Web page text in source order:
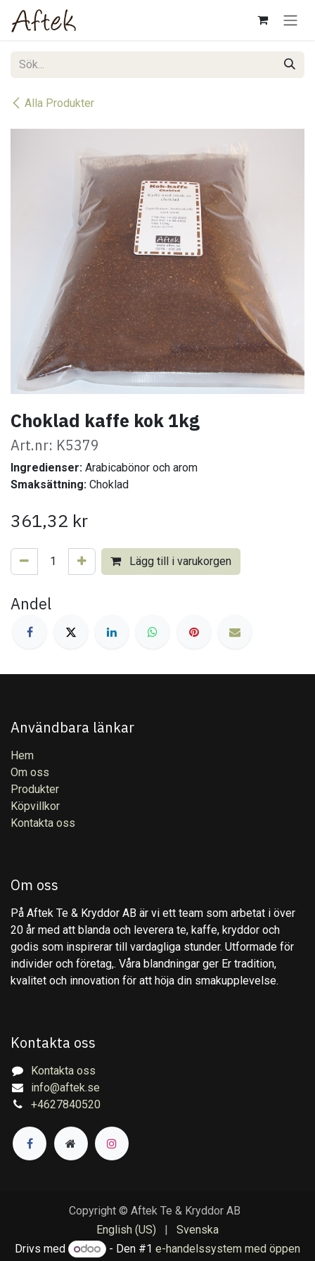
Hoppa till innehåll
Alla Produkter
Choklad kaffe kok 1kg
Art.nr: K5379
Ingredienser: Arabicabönor och arom
Smaksättning: Choklad
361,32 kr
Lägg till i varukorgen
Andel
Användbara länkar
Hem
Om oss
Produkter
Köpvillkor
Kontakta oss
Om oss
På Aftek Te & Kryddor AB är vi ett team som arbetat i över
20 år med att blanda och leverera te, kaffe, kryddor och
godis som inspirerar till vardagliga stunder. Utformade för
individer och företag,. Våra blandningar ger Er tradition,
kvalitet och innovation för att höja din smakupplevelse.
Kontakta oss
Kontakta oss
info@aftek.se
+4627840520
Copyright © Aftek Te & Kryddor AB
English (US)
|
Svenska
Drivs med
- Den #1e-handelssystem med öppen